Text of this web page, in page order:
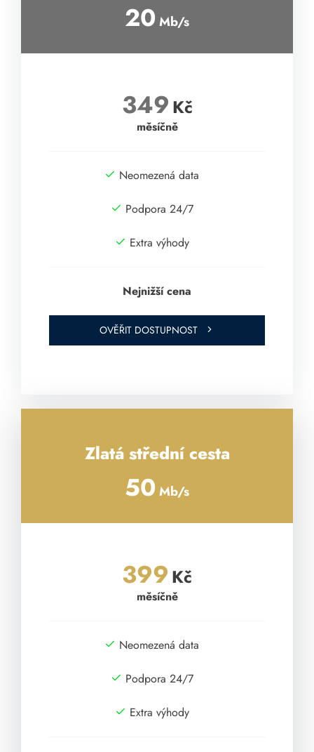
20 Mb/s
349 Kč
měsíčně
Neomezená data
Podpora 24/7
Extra výhody
Nejnižší cena
OVĚŘIT DOSTUPNOST
Zlatá střední cesta
50 Mb/s
399 Kč
měsíčně
Neomezená data
Podpora 24/7
Extra výhody